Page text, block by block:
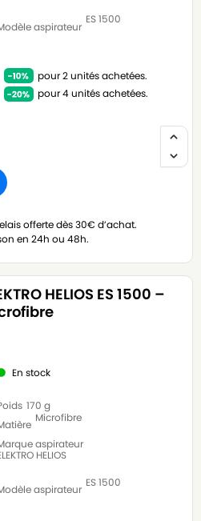
aspirateur
ES 1500
pour 2 unités achetées.
pour 4 unités achetées.
offerte dès 30€ d’achat.
en 24h ou 48h.
HELIOS ES 1500 –
En stock
170 g
Microfibre
aspirateur
HELIOS
aspirateur
ES 1500